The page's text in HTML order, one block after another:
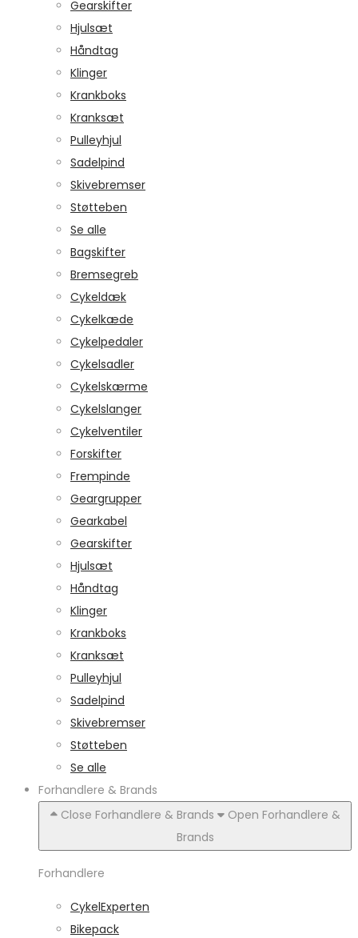
Gearskifter
Hjulsæt
Håndtag
Klinger
Krankboks
Kranksæt
Pulleyhjul
Sadelpind
Skivebremser
Støtteben
Se alle
Bagskifter
Bremsegreb
Cykeldæk
Cykelkæde
Cykelpedaler
Cykelsadler
Cykelskærme
Cykelslanger
Cykelventiler
Forskifter
Frempinde
Geargrupper
Gearkabel
Gearskifter
Hjulsæt
Håndtag
Klinger
Krankboks
Kranksæt
Pulleyhjul
Sadelpind
Skivebremser
Støtteben
Se alle
Forhandlere & Brands
Close Forhandlere & Brands
Open Forhandlere &
Brands
Forhandlere
CykelExperten
Bikepack